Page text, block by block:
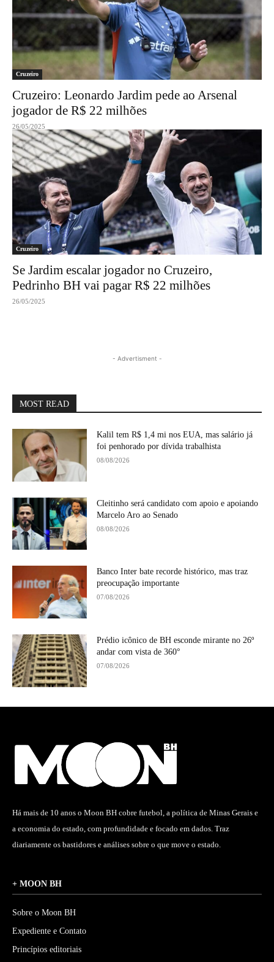
Cruzeiro
Cruzeiro: Leonardo Jardim pede ao Arsenal
jogador de R$ 22 milhões
26/05/2025
Cruzeiro
Se Jardim escalar jogador no Cruzeiro,
Pedrinho BH vai pagar R$ 22 milhões
26/05/2025
- Advertisment -
MOST READ
Kalil tem R$ 1,4 mi nos EUA, mas salário já
foi penhorado por dívida trabalhista
08/08/2026
Cleitinho será candidato com apoio e apoiando
Marcelo Aro ao Senado
08/08/2026
Banco Inter bate recorde histórico, mas traz
preocupação importante
07/08/2026
Prédio icônico de BH esconde mirante no 26º
andar com vista de 360°
07/08/2026
Há mais de 10 anos o Moon BH cobre futebol, a política de Minas Gerais e
a economia do estado, com profundidade e focado em dados. Traz
diariamente os bastidores e análises sobre o que move o estado.
+ MOON BH
Sobre o Moon BH
Expediente e Contato
Princípios editoriais